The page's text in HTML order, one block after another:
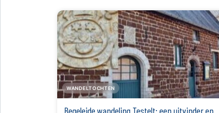
WANDELTOCHTEN
Begeleide wandeling Testelt: een uitvinder en